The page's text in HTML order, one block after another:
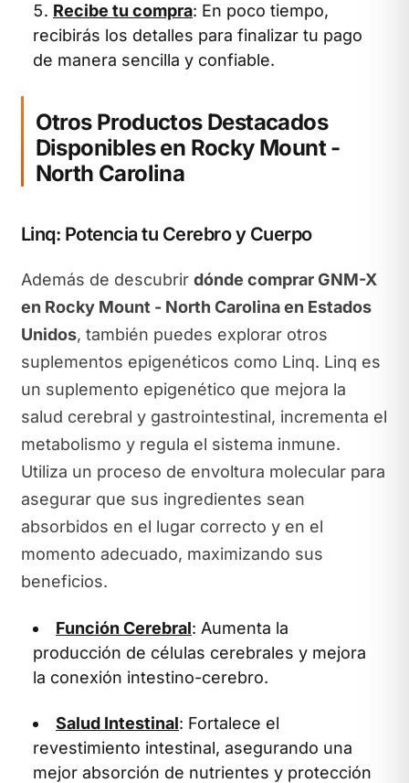
Recibe tu compra: En poco tiempo,
recibirás los detalles para finalizar tu pago
de manera sencilla y confiable.
Otros Productos Destacados
Disponibles en Rocky Mount -
North Carolina
Linq: Potencia tu Cerebro y Cuerpo
Además de descubrir dónde comprar GNM-X
en Rocky Mount - North Carolina en Estados
Unidos, también puedes explorar otros
suplementos epigenéticos como Linq. Linq es
un suplemento epigenético que mejora la
salud cerebral y gastrointestinal, incrementa el
metabolismo y regula el sistema inmune.
Utiliza un proceso de envoltura molecular para
asegurar que sus ingredientes sean
absorbidos en el lugar correcto y en el
momento adecuado, maximizando sus
beneficios.
Función Cerebral: Aumenta la
producción de células cerebrales y mejora
la conexión intestino-cerebro.
Salud Intestinal: Fortalece el
revestimiento intestinal, asegurando una
mejor absorción de nutrientes y protección